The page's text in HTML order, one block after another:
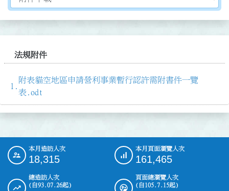
法規附件
附表貓空地區申請營利事業暫行認許需附書件一覽
表.odt
::: 本月造訪人次
18,315
本月頁面瀏覽人次
161,465
總造訪人次
(自93.07.26起)
頁面總瀏覽人次
(自105.7.15起)